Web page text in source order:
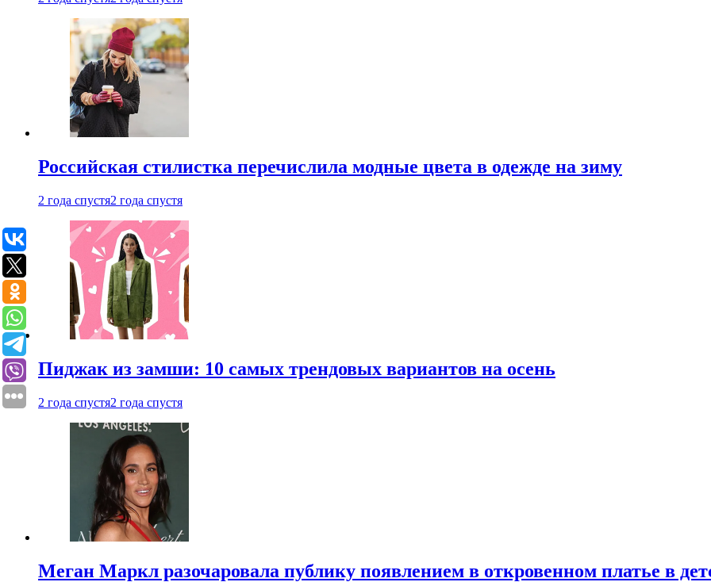
Российская стилистка перечислила модные цвета в одежде на зиму
2 года спустя2 года спустя
Пиджак из замши: 10 самых трендовых вариантов на осень
2 года спустя2 года спустя
Меган Маркл разочаровала публику появлением в откровенном платье в